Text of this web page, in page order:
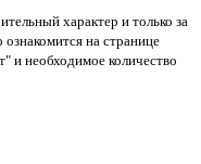
характер и только за
на странице
и необходимое количество